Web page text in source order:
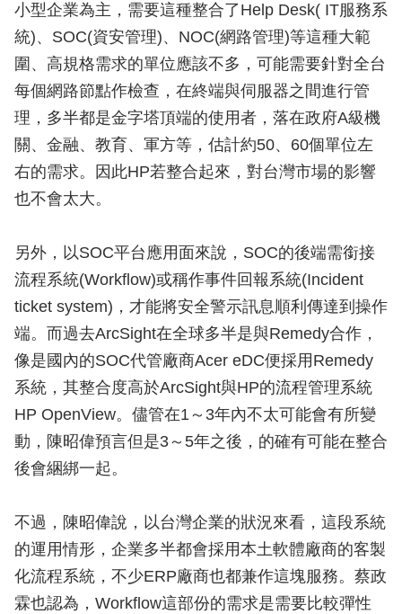
小型企業為主，需要這種整合了Help Desk( IT服務系
統)、SOC(資安管理)、NOC(網路管理)等這種大範
圍、高規格需求的單位應該不多，可能需要針對全台
每個網路節點作檢查，在終端與伺服器之間進行管
理，多半都是金字塔頂端的使用者，落在政府A級機
關、金融、教育、軍方等，估計約50、60個單位左
右的需求。因此HP若整合起來，對台灣市場的影響
也不會太大。
另外，以SOC平台應用面來說，SOC的後端需銜接
流程系統(Workflow)或稱作事件回報系統(Incident
ticket system)，才能將安全警示訊息順利傳達到操作
端。而過去ArcSight在全球多半是與Remedy合作，
像是國內的SOC代管廠商Acer eDC便採用Remedy
系統，其整合度高於ArcSight與HP的流程管理系統
HP OpenView。儘管在1～3年內不太可能會有所變
動，陳昭偉預言但是3～5年之後，的確有可能在整合
後會綑綁一起。
不過，陳昭偉說，以台灣企業的狀況來看，這段系統
的運用情形，企業多半都會採用本土軟體廠商的客製
化流程系統，不少ERP廠商也都兼作這塊服務。蔡政
霖也認為，Workflow這部份的需求是需要比較彈性